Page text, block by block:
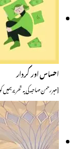
احساس اور کردار
[مہر رحمن صاحبہ کی یہ تحریر